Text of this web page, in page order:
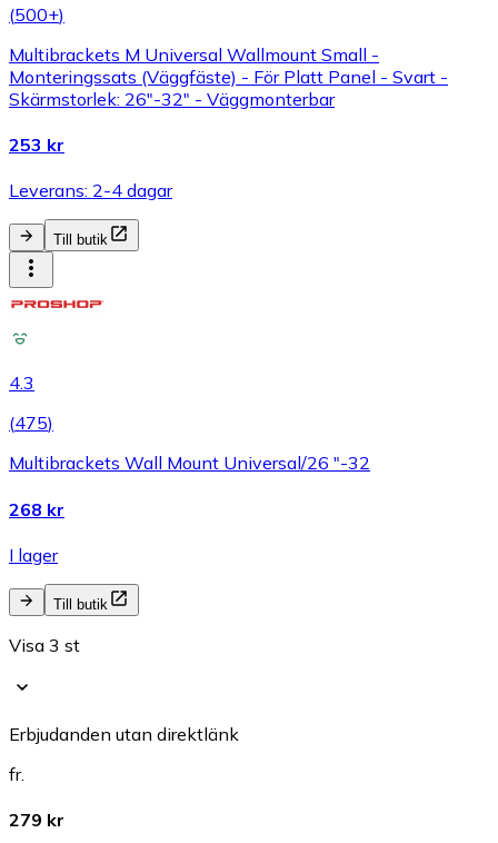
(500+)
Multibrackets M Universal Wallmount Small -
Monteringssats (Väggfäste) - För Platt Panel - Svart -
Skärmstorlek: 26"-32" - Väggmonterbar
253 kr
Leverans: 2-4 dagar
Till butik
4.3
(475)
Multibrackets Wall Mount Universal/26 "-32
268 kr
I lager
Till butik
Visa 3 st
Erbjudanden utan direktlänk
fr.
279 kr